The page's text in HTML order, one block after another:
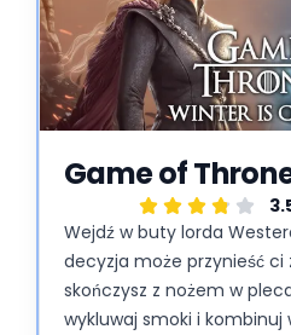
Wejdź w buty lorda
decyzja może przynieść ci
skończysz z nożem w
wykluwaj smoki i kombinuj